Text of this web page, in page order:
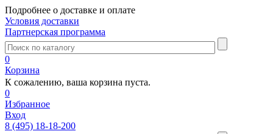
Подробнее о доставке и оплате
Условия доставки
Партнерская программа
0
Корзина
К сожалению, ваша корзина пуста.
0
Избранное
Вход
8 (495) 18-18-200